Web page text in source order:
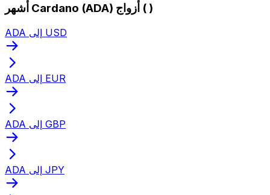
أشهر Cardano (ADA) أزواج ( )
ADA إلى USD
ADA إلى EUR
ADA إلى GBP
ADA إلى JPY